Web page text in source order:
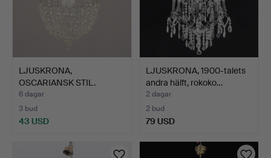
LJUSKRONA,
OSCARIANSK STIL.
6 dagar
3 bud
43 USD
LJUSKRONA, 1900-talets
andra hälft, rokoko…
2 dagar
2 bud
79 USD